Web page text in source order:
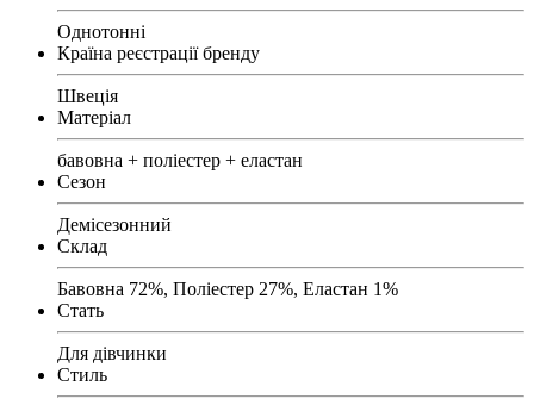
Однотонні
Країна реєстрації бренду
Швеція
Матеріал
бавовна + поліестер + еластан
Сезон
Демісезонний
Склад
Бавовна 72%, Поліестер 27%, Еластан 1%
Стать
Для дівчинки
Стиль